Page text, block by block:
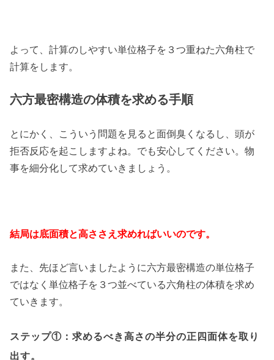
よって、計算のしやすい単位格子を３つ重ねた六角柱で
計算をします。
六方最密構造の体積を求める手順
とにかく、こういう問題を見ると面倒臭くなるし、頭が
拒否反応を起こしますよね。でも安心してください。物
事を細分化して求めていきましょう。
結局は底面積と高ささえ求めればいいのです。
また、先ほど言いましたように六方最密構造の単位格子
ではなく単位格子を３つ並べている六角柱の体積を求め
ていきます。
ステップ①：求めるべき高さの半分の正四面体を取り
出す。